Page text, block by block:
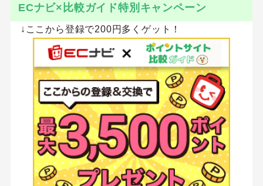
ECナビ×比較ガイド特別キャンペーン
↓ここから登録で200円多くゲット！